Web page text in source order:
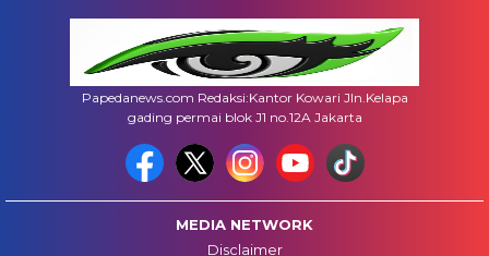
Papedanews.com Redaksi:Kantor Kowari Jln.Kelapa
gading permai blok J1 no.12A Jakarta
MEDIA NETWORK
Disclaimer